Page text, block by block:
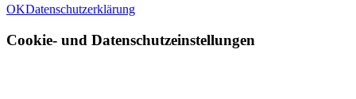
OKDatenschutzerklärung
Cookie- und Datenschutzeinstellungen